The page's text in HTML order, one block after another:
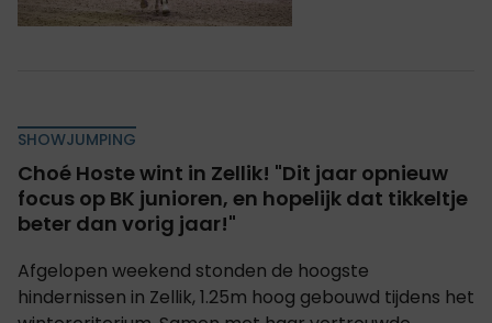
SHOWJUMPING
Choé Hoste wint in Zellik! "Dit jaar opnieuw
focus op BK junioren, en hopelijk dat tikkeltje
beter dan vorig jaar!"
Afgelopen weekend stonden de hoogste
hindernissen in Zellik, 1.25m hoog gebouwd tijdens het